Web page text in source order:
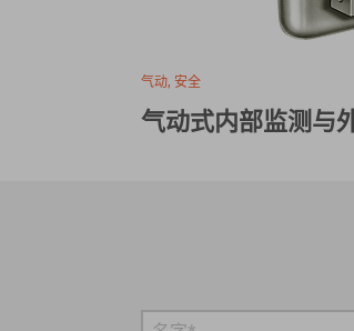
气动, 安全
气动式内部监测与